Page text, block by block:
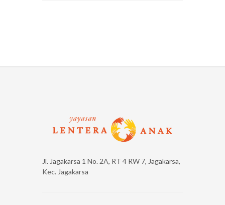
Jl. Jagakarsa 1 No. 2A, RT 4 RW 7, Jagakarsa,
Kec. Jagakarsa